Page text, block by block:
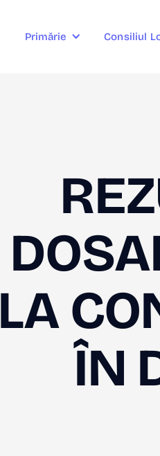
Primărie Consiliul
LA
ÎN